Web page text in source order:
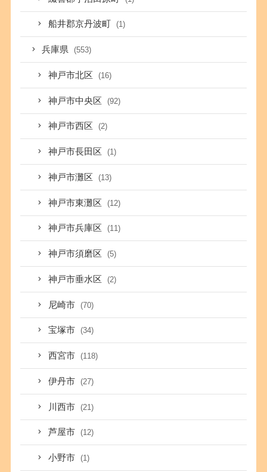
船井郡京丹波町 (1)
兵庫県 (553)
神戸市北区 (16)
神戸市中央区 (92)
神戸市西区 (2)
神戸市長田区 (1)
神戸市灘区 (13)
神戸市東灘区 (12)
神戸市兵庫区 (11)
神戸市須磨区 (5)
神戸市垂水区 (2)
尼崎市 (70)
宝塚市 (34)
西宮市 (118)
伊丹市 (27)
川西市 (21)
芦屋市 (12)
小野市 (1)